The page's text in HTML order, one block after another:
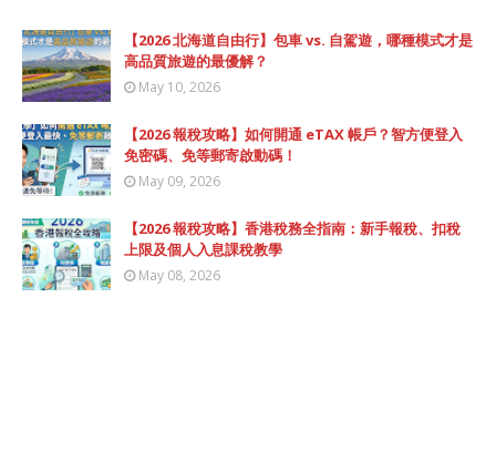
【2026 北海道自由行】包車 vs. 自駕遊，哪種模式才是
高品質旅遊的最優解？
May 10, 2026
【2026 報稅攻略】如何開通 eTAX 帳戶？智方便登入
免密碼、免等郵寄啟動碼！
May 09, 2026
【2026 報稅攻略】香港稅務全指南：新手報稅、扣稅
上限及個人入息課稅教學
May 08, 2026